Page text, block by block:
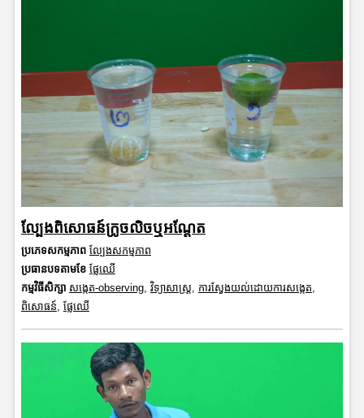
ល្បែងពិសោធន៍ក្រូចលិចឬអណ្តែត
ប្រភេទសកម្មភាព ល្បែងសកម្មភាព
ប្រធានបទតាមខែ ផ្លែឈើ
កម្មវិធីសិក្សា សង្កេត-observing, វិទ្យាសាស្រ្ត ការស្វែងយល់ដោយការសង្កេត
ពិសោធន៍ ផ្លែឈើ